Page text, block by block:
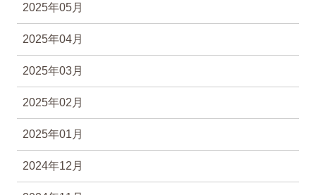
2025年05月
2025年04月
2025年03月
2025年02月
2025年01月
2024年12月